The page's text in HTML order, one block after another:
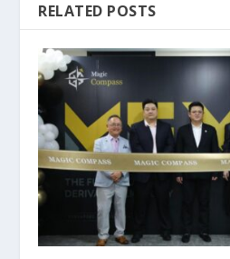
RELATED POSTS